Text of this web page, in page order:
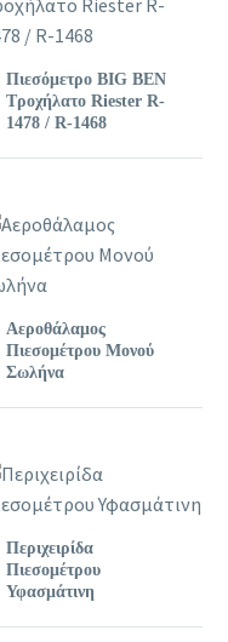
Πιεσόμετρο BIG BEN
Τροχήλατο Riester R-
1478 / R-1468
Αεροθάλαμος
Πιεσομέτρου Μονού
Σωλήνα
Περιχειρίδα
Πιεσομέτρου
Υφασμάτινη